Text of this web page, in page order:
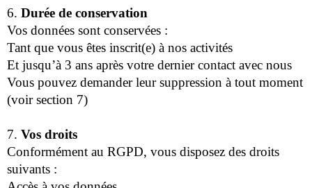
6. Durée de conservation
Vos données sont conservées :
Tant que vous êtes inscrit(e) à nos activités
Et jusqu’à 3 ans après votre dernier contact avec nous
Vous pouvez demander leur suppression à tout moment
(voir section 7)
7. Vos droits
Conformément au RGPD, vous disposez des droits
suivants :